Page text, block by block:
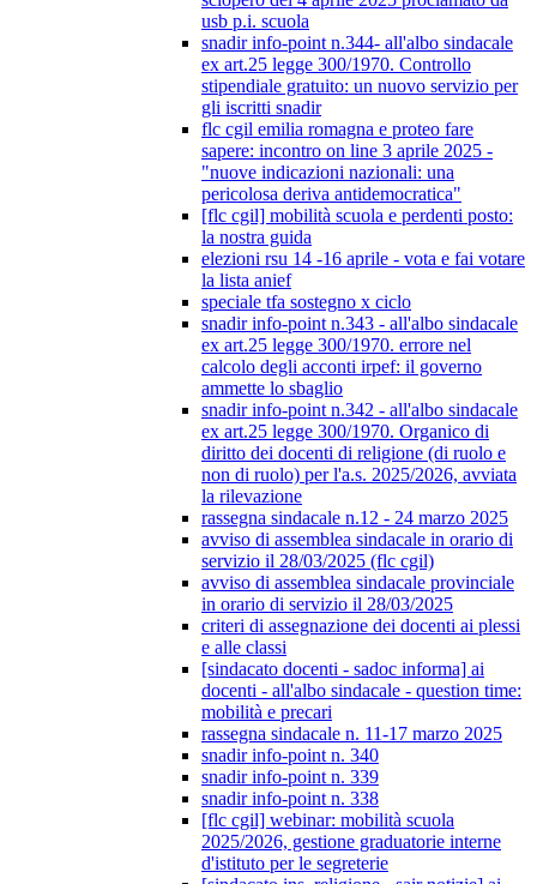
usb p.i. scuola
snadir info-point n.344- all'albo sindacale
ex art.25 legge 300/1970. Controllo
stipendiale gratuito: un nuovo servizio per
gli iscritti snadir
flc cgil emilia romagna e proteo fare
sapere: incontro on line 3 aprile 2025 -
"nuove indicazioni nazionali: una
pericolosa deriva antidemocratica"
[flc cgil] mobilità scuola e perdenti posto:
la nostra guida
elezioni rsu 14 -16 aprile - vota e fai votare
la lista anief
speciale tfa sostegno x ciclo
snadir info-point n.343 - all'albo sindacale
ex art.25 legge 300/1970. errore nel
calcolo degli acconti irpef: il governo
ammette lo sbaglio
snadir info-point n.342 - all'albo sindacale
ex art.25 legge 300/1970. Organico di
diritto dei docenti di religione (di ruolo e
non di ruolo) per l'a.s. 2025/2026, avviata
la rilevazione
rassegna sindacale n.12 - 24 marzo 2025
avviso di assemblea sindacale in orario di
servizio il 28/03/2025 (flc cgil)
avviso di assemblea sindacale provinciale
in orario di servizio il 28/03/2025
criteri di assegnazione dei docenti ai plessi
e alle classi
[sindacato docenti - sadoc informa] ai
docenti - all'albo sindacale - question time:
mobilità e precari
rassegna sindacale n. 11-17 marzo 2025
snadir info-point n. 340
snadir info-point n. 339
snadir info-point n. 338
[flc cgil] webinar: mobilità scuola
2025/2026, gestione graduatorie interne
d'istituto per le segreterie